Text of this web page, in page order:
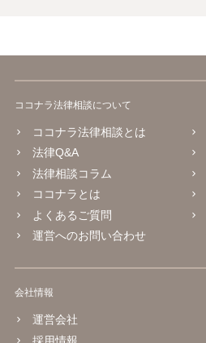
ココナラ法律相談について
ココナラ法律相談とは
法律Q&A
法律相談コラム
ココナラとは
よくあるご質問
運営へのお問い合わせ
会社情報
運営会社